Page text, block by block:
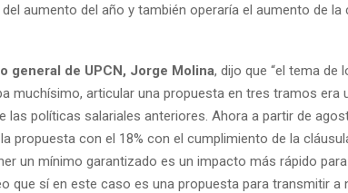
aumento del año y también operaría el aumento de la
general de UPCN, Jorge Molina, dijo que “el tema de
muchísimo, articular una propuesta en tres tramos era
las políticas salariales anteriores. Ahora a partir de
propuesta con el 18% con el cumplimiento de la
un mínimo garantizado es un impacto más rápido
que sí en este caso es una propuesta para transmitir a